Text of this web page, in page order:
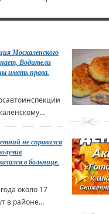
Москаленского
Водители
иметь права.
не справился
в больнице.
около 17
в районе...